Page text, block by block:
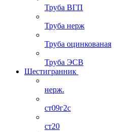
Труба ВГП
Труба нерж
Труба оцинкованая
Труба ЭСВ
Шестигранник
нерж.
ст09г2с
ст20